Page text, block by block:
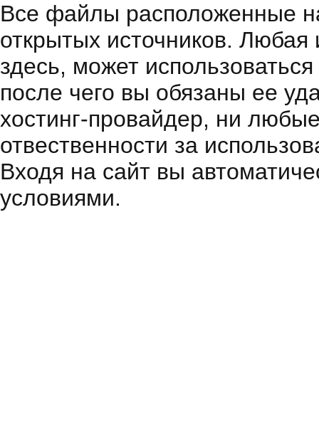
Все файлы расположенные
открытых источников.
здесь, может
после чего вы обязаны ее
хостинг-провайдер, ни
отвественности за
Входя на сайт вы
условиями.